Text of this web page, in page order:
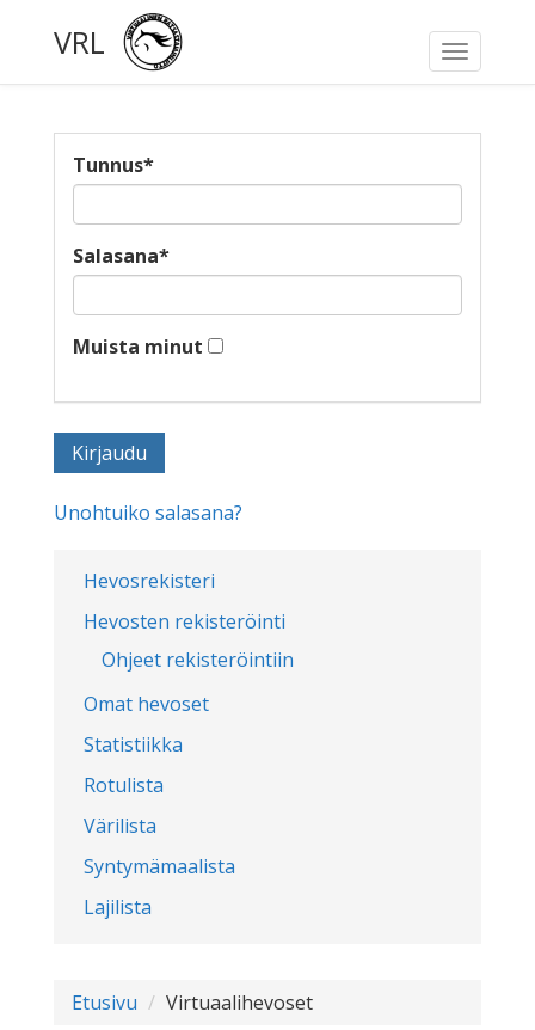
Toggle
VRL
Hevosrekisteri
Hevosten rekisteröinti
Ohjeet rekisteröintiin
Omat hevoset
Statistiikka
Rotulista
Värilista
Syntymämaalista
Lajilista
Tunnus*
Salasana*
Muista minut
Unohtuiko salasana?
Etusivu Virtuaalihevoset